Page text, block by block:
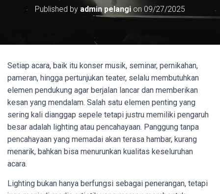
Published by admin pelangi on 09/27/2025
Setiap acara, baik itu konser musik, seminar, pernikahan,
pameran, hingga pertunjukan teater, selalu membutuhkan
elemen pendukung agar berjalan lancar dan memberikan
kesan yang mendalam. Salah satu elemen penting yang
sering kali dianggap sepele tetapi justru memiliki pengaruh
besar adalah lighting atau pencahayaan. Panggung tanpa
pencahayaan yang memadai akan terasa hambar, kurang
menarik, bahkan bisa menurunkan kualitas keseluruhan
acara.
Lighting bukan hanya berfungsi sebagai penerangan, tetapi